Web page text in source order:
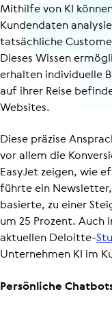
Mithilfe von KI
Kundendaten
tatsächliche
Dieses Wissen
erhalten individuelle
auf ihrer Reise
Websites.
Diese präzise
vor allem die
EasyJet zeigen, wie
führte ein
basierte, zu einer
um 25 Prozent. Auch
aktuellen Deloitte-
Unternehmen KI im
Persönliche